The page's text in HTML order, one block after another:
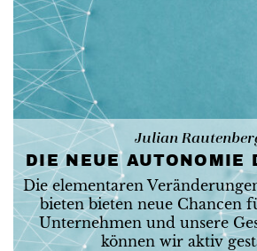
Julian
DIE NEUE AUTONOMIE
Die elementaren
bieten bieten neue Chancen
Unternehmen und unsere
können wir aktiv